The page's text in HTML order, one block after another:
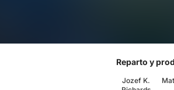
Reparto y
Jozef K.